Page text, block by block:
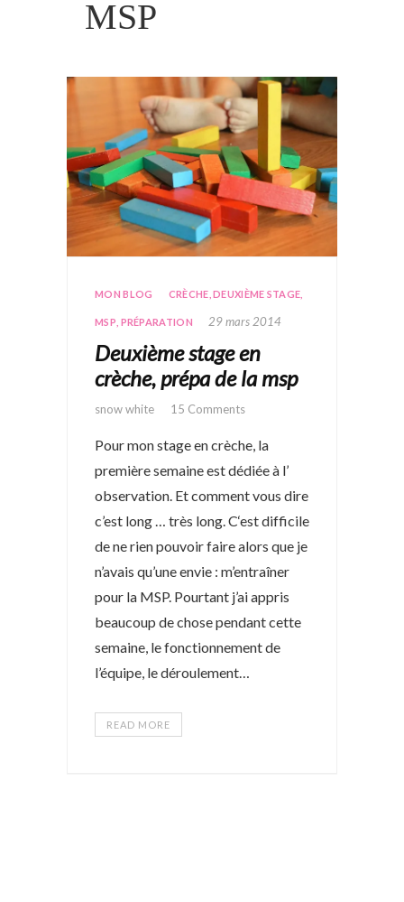
MSP
MON BLOG CRÈCHE ,DEUXIÈME STAGE
MSP PRÉPARATION 29 mars 2014
Deuxième stage en
crèche, prépa de la msp
snow white 15 Comments
Pour mon stage en crèche, la
première semaine est dédiée à l’
observation. Et comment vous dire
c’est long … très long. C‘est difficile
de ne rien pouvoir faire alors que je
n’avais qu’une envie : m’entraîner
pour la MSP. Pourtant j’ai appris
beaucoup de chose pendant cette
semaine, le fonctionnement de
l’équipe, le déroulement…
READ MORE